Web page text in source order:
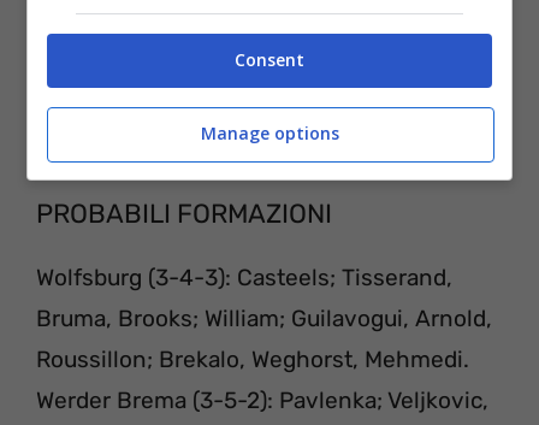
PROBABILI FORMAZIONI
Wolfsburg (3-4-3): Casteels; Tisserand,
Bruma, Brooks; William; Guilavogui, Arnold,
Roussillon; Brekalo, Weghorst, Mehmedi.
Werder Brema (3-5-2): Pavlenka; Veljkovic,
Consent
Manage options